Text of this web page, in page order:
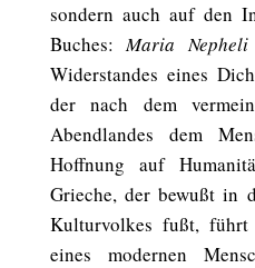
sondern auch auf den
Buches:Maria Nepheli
Widerstandes eines
der nach dem
Abendlandes dem
Hoffnung auf
Grieche, der bewußt in
Kulturvolkes fußt,
eines modernen